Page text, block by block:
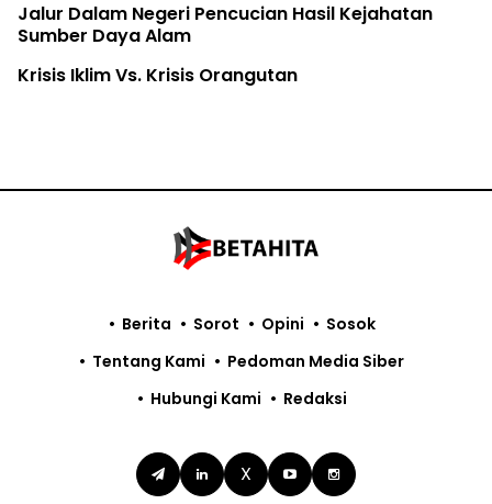
Jalur Dalam Negeri Pencucian Hasil Kejahatan
Sumber Daya Alam
Krisis Iklim Vs. Krisis Orangutan
X
Berita Sorot Opini
Sosok
Tentang Kami
Pedoman Media Siber
Hubungi Kami
Redaksi